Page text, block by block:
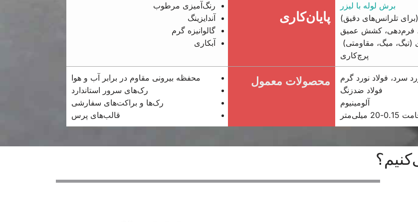
برش لوله با لیزر
فرم‌دهی، کشش عمیق
میگ، مقاومتی)
پرچ‌کاری
پایان‌کاری
رنگ‌آمیزی مرطوب
آندایزینگ
گالوانیزه گرم
آبکاری
سرد، فولاد نورد گرم
فولاد ضدزنگ
آلومینیوم
20 میلی‌متر
محصولات معمول
محفظه بیرونی مقاوم در برابر آب و هوا
رک‌های سرور استاندارد
رک‌ها و براکت‌های سفارشی
قالب‌های پرس